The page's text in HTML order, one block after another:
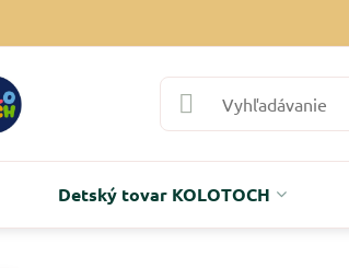
Detský tovar KOLOTOCH